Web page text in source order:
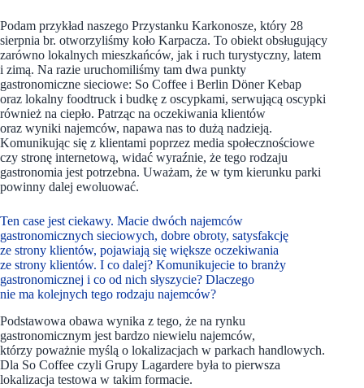
Podam przykład naszego Przystanku Karkonosze, który 28
sierpnia br. otworzyliśmy koło Karpacza. To obiekt obsługujący
zarówno lokalnych mieszkańców, jak i ruch turystyczny, latem
i zimą. Na razie uruchomiliśmy tam dwa punkty
gastronomiczne sieciowe: So Coffee i Berlin Döner Kebap
oraz lokalny foodtruck i budkę z oscypkami, serwującą oscypki
również na ciepło. Patrząc na oczekiwania klientów
oraz wyniki najemców, napawa nas to dużą nadzieją.
Komunikując się z klientami poprzez media społecznościowe
czy stronę internetową, widać wyraźnie, że tego rodzaju
gastronomia jest potrzebna. Uważam, że w tym kierunku parki
powinny dalej ewoluować.
Ten case jest ciekawy. Macie dwóch najemców
gastronomicznych sieciowych, dobre obroty, satysfakcję
ze strony klientów, pojawiają się większe oczekiwania
ze strony klientów. I co dalej? Komunikujecie to branży
gastronomicznej i co od nich słyszycie? Dlaczego
nie ma kolejnych tego rodzaju najemców?
Podstawowa obawa wynika z tego, że na rynku
gastronomicznym jest bardzo niewielu najemców,
którzy poważnie myślą o lokalizacjach w parkach handlowych.
Dla So Coffee czyli Grupy Lagardere była to pierwsza
lokalizacja testowa w takim formacie.